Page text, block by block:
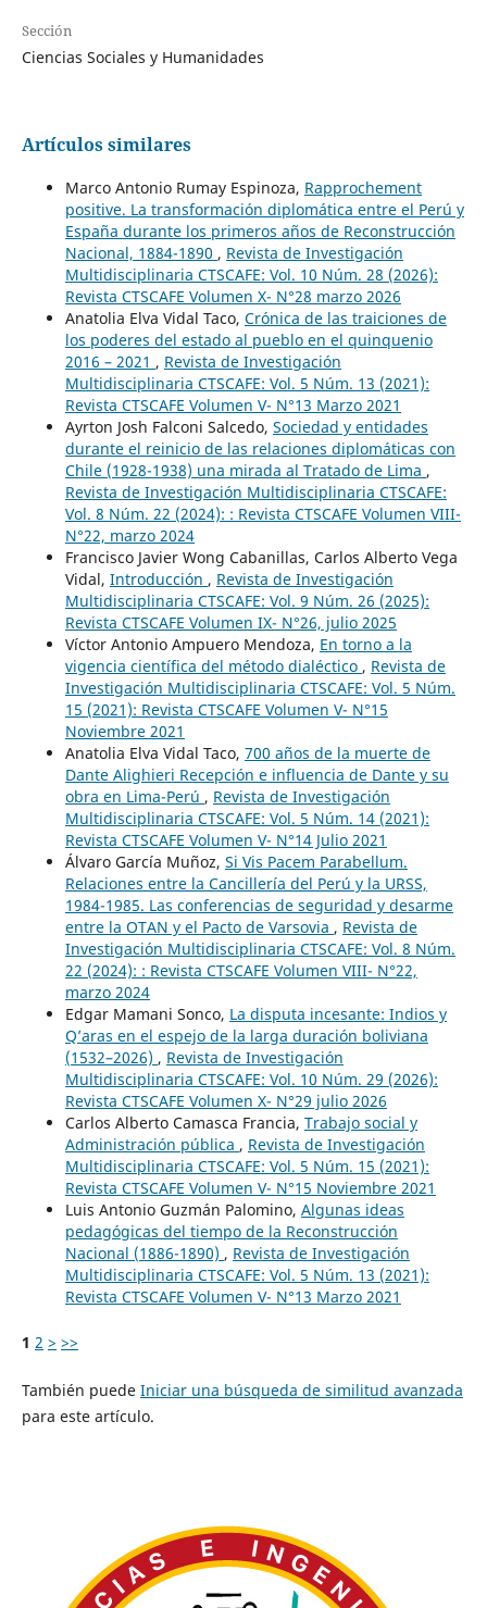
Sección
Ciencias Sociales y Humanidades
Artículos similares
Marco Antonio Rumay Espinoza, Rapprochement
positive. La transformación diplomática entre el Perú y
España durante los primeros años de Reconstrucción
Nacional, 1884-1890 , Revista de Investigación
Multidisciplinaria CTSCAFE: Vol. 10 Núm. 28 (2026):
Revista CTSCAFE Volumen X- N°28 marzo 2026
Anatolia Elva Vidal Taco, Crónica de las traiciones de
los poderes del estado al pueblo en el quinquenio
2016 – 2021 , Revista de Investigación
Multidisciplinaria CTSCAFE: Vol. 5 Núm. 13 (2021):
Revista CTSCAFE Volumen V- N°13 Marzo 2021
Ayrton Josh Falconi Salcedo, Sociedad y entidades
durante el reinicio de las relaciones diplomáticas con
Chile (1928-1938) una mirada al Tratado de Lima ,
Revista de Investigación Multidisciplinaria CTSCAFE:
Vol. 8 Núm. 22 (2024): : Revista CTSCAFE Volumen VIII-
N°22, marzo 2024
Francisco Javier Wong Cabanillas, Carlos Alberto Vega
Vidal, Introducción , Revista de Investigación
Multidisciplinaria CTSCAFE: Vol. 9 Núm. 26 (2025):
Revista CTSCAFE Volumen IX- N°26, julio 2025
Víctor Antonio Ampuero Mendoza, En torno a la
vigencia científica del método dialéctico , Revista de
Investigación Multidisciplinaria CTSCAFE: Vol. 5 Núm.
15 (2021): Revista CTSCAFE Volumen V- N°15
Noviembre 2021
Anatolia Elva Vidal Taco, 700 años de la muerte de
Dante Alighieri Recepción e influencia de Dante y su
obra en Lima-Perú , Revista de Investigación
Multidisciplinaria CTSCAFE: Vol. 5 Núm. 14 (2021):
Revista CTSCAFE Volumen V- N°14 Julio 2021
Álvaro García Muñoz, Si Vis Pacem Parabellum.
Relaciones entre la Cancillería del Perú y la URSS,
1984-1985. Las conferencias de seguridad y desarme
entre la OTAN y el Pacto de Varsovia , Revista de
Investigación Multidisciplinaria CTSCAFE: Vol. 8 Núm.
22 (2024): : Revista CTSCAFE Volumen VIII- N°22,
marzo 2024
Edgar Mamani Sonco, La disputa incesante: Indios y
Q’aras en el espejo de la larga duración boliviana
(1532–2026) , Revista de Investigación
Multidisciplinaria CTSCAFE: Vol. 10 Núm. 29 (2026):
Revista CTSCAFE Volumen X- N°29 julio 2026
Carlos Alberto Camasca Francia, Trabajo social y
Administración pública , Revista de Investigación
Multidisciplinaria CTSCAFE: Vol. 5 Núm. 15 (2021):
Revista CTSCAFE Volumen V- N°15 Noviembre 2021
Luis Antonio Guzmán Palomino, Algunas ideas
pedagógicas del tiempo de la Reconstrucción
Nacional (1886-1890) , Revista de Investigación
Multidisciplinaria CTSCAFE: Vol. 5 Núm. 13 (2021):
Revista CTSCAFE Volumen V- N°13 Marzo 2021
1 2 > >>
También puede Iniciar una búsqueda de similitud avanzada
para este artículo.